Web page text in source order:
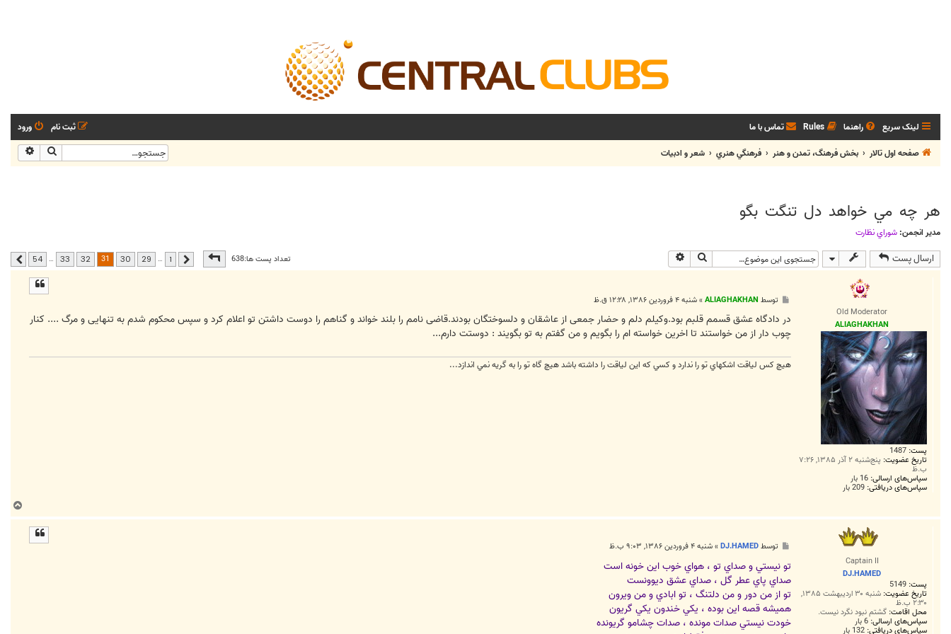
لینک سریع راهنما Rules تماس با ما ورود
ثبت نام
صفحه اول تالار
بخش فرهنگ، تمدن و هنر فرهنگي هنري شعر و ادبيات جستجو
هر چه مي خواهد دل تنگت بگو
مدیر انجمن: شوراي نظارت
ارسال پست جستجو تعداد پست ها:638صفحه31 از54 قبلی 1
…
29
30
31
32
33
…
54 بعدی
Old Moderator
ALIAGHAKHAN
پست: 1487
تاریخ عضویت: پنج‌شنبه ۲ آذر ۱۳۸۵, ۷:۲۶
ب.ظ
سپاس‌های ارسالی: 16 بار
سپاس‌های دریافتی: 209 بار
ت
توسط ALIAGHAKHAN
»شنبه ۴ فروردین ۱۳۸۶, ۱۲:۲۸ ق.ظ
در دادگاه عشق قسمم قلبم بود.وکیلم دلم و حضار جمعی از عاشقان و دلسوختگان بودند.قاضی نامم را بلند خواند و گناهم را دوست داشتن تو اعلام کرد و سپس محکوم شدم به تنهایی و مرگ .... کنار
چوب دار از من خواستند تا اخرین خواسته ام را بگویم و من گفتم به تو بگویند : دوستت دارم...
هيچ كس لياقت اشكهاي تو را ندارد و كسي كه اين لياقت را داشته باشد هيچ گاه تو را به گريه نمي اندازد...
ا
Captain II
DJ.HAMED
پست: 5149
تاریخ عضویت: شنبه ۳۰ اردیبهشت ۱۳۸۵,
۲:۳۰ ب.ظ
محل اقامت: گشتم نبود نگرد نیست.
سپاس‌های ارسالی: 6 بار
سپاس‌های دریافتی: 132 بار
ت
توسطDJ.HAMED
»شنبه ۴ فروردین ۱۳۸۶, ۹:۰۳ ب.ظ
تو نيستي و صداي تو ، هواي خوب اين خونه است
صداي پاي عطر گل ، صداي عشق ديوونست
تو از من دور و من دلتنگ ، تو ابادي و من ويرون
هميشه قصه اين بوده ، يكي خندون يكي گريون
خودت نيستي صدات مونده ، صدات چشامو گريونده